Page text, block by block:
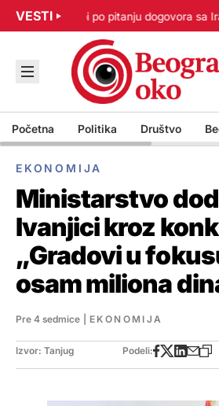
VESTI
Nisam u žurbi po pitanju dogovora sa
Početna Politika Društvo
EKONOMIJA
Ministarstvo
Ivanjici kroz
„Gradovi u
osam miliona
Pre 4 sedmice EKONOMIJA
Izvor: Tanjug Podeli: